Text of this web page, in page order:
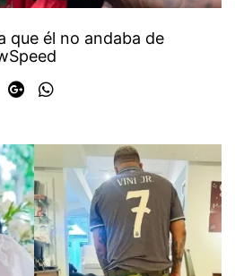
que él no andaba de